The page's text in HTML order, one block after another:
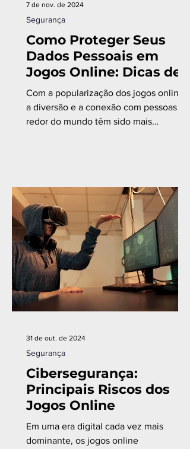
Como Proteger Seus
Dados Pessoais em
Jogos Online: Dicas de
Cibersegurança para
Gamers
Com a popularização dos jogos online,
a diversão e a conexão com pessoas ao
redor do mundo têm sido mais
Segurança
7 de nov. de 2024
Cibersegurança:
Principais Riscos dos
Jogos Online
Em uma era digital cada vez mais
dominante, os jogos online
Segurança
31 de out. de 2024